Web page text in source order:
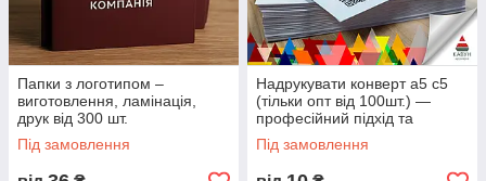
Папки з логотипом –
виготовлення, ламінація,
друк від 300 шт.
Під замовлення
Надрукувати конверт а5 с5
(тільки опт від 100шт.) —
професійний підхід та
доступні ціни
Під замовлення